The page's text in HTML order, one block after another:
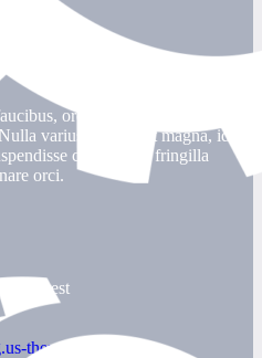
orci ipsum gravida tortor,
varius consequat magna, id
consectetur fringilla
orci.
themes.com